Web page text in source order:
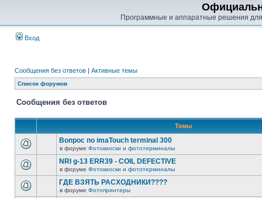
Программные и аппаратные решения
Вход
Сообщения без ответов | Активные темы
Список форумов
Сообщения без ответов
Темы
Вопрос по imaTouch terminal 300
в форуме Фотокиоски и фототерминалы
NRI g-13 ERR39 - COIL DEFECTIVE
в форуме Фотокиоски и фототерминалы
ГДЕ ВЗЯТЬ РАСХОДНИКИ????
в форуме Фотопринтеры